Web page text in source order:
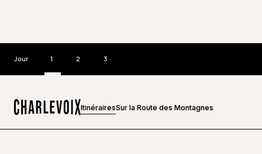
Jour 1 2 3
ItinérairesSur la Route des Montagnes